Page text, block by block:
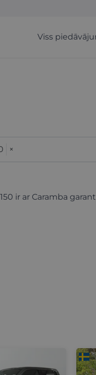
Viss
×
ir ar Caramba